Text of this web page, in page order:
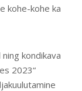
kohe-kohe ka
kondikava
2023“